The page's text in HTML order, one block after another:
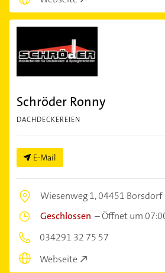
Schröder Ronny
DACHDECKEREIEN
E-Mail
Wiesenweg 1,04451 Borsdorf
Geschlossen –Öffnet um
034291 32 75 57
Webseite